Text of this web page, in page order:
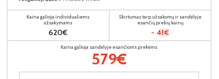
Kaina galioja individualiems
užsakymams
620€
Skirtumas tarp užsakomų ir sandėlyje
esančių prekių kainų
- 41€
Kaina galioja sandėlyje esančioms prekėms
579€